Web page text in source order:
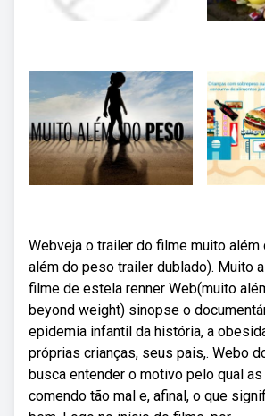
Webveja o trailer do filme muito
além do peso trailer dublado). Muito
filme de estela renner Web(muito
beyond weight) sinopse o
epidemia infantil da história, a
próprias crianças, seus pais,. Webo
busca entender o motivo pelo qual
comendo tão mal e, afinal, o que